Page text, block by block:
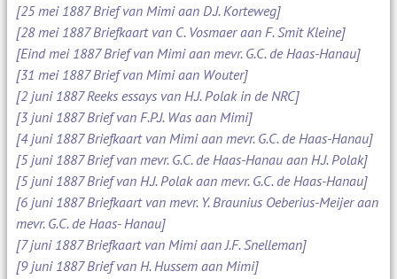
[25 mei 1887 Brief van Mimi aan D.J. Korteweg]
[28 mei 1887 Briefkaart van C. Vosmaer aan F. Smit Kleine]
[Eind mei 1887 Brief van Mimi aan mevr. G.C. de Haas-Hanau]
[31 mei 1887 Brief van Mimi aan Wouter]
[2 juni 1887 Reeks essays van H.J. Polak in de NRC]
[3 juni 1887 Brief van F.P.J. Was aan Mimi]
[4 juni 1887 Briefkaart van Mimi aan mevr. G.C. de Haas-Hanau]
[5 juni 1887 Brief van mevr. G.C. de Haas-Hanau aan H.J. Polak]
[5 juni 1887 Brief van H.J. Polak aan mevr. G.C. de Haas-Hanau]
[6 juni 1887 Briefkaart van mevr. Y. Braunius Oeberius-Meijer aan
mevr. G.C. de Haas- Hanau]
[7 juni 1887 Briefkaart van Mimi aan J.F. Snelleman]
[9 juni 1887 Brief van H. Hussem aan Mimi]